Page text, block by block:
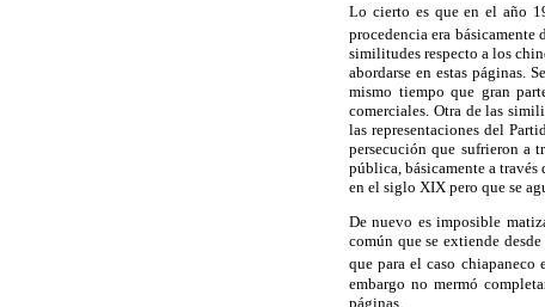
Lo cierto es que en el año
procedencia era
similitudes respecto a los
abordarse en estas páginas.
mismo tiempo que gran
comerciales. Otra de las
las representaciones del
persecución que sufrieron a
pública, básicamente a
en el siglo XIX pero que se
De nuevo es imposible
común que se extiende
que para el caso
embargo no mermó
páginas.